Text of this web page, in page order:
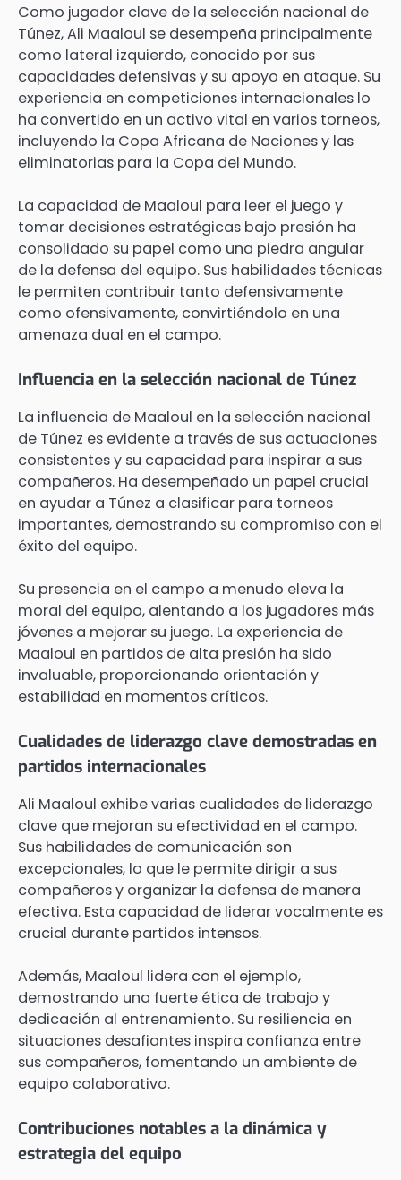
Como jugador clave de la selección nacional de
Túnez, Ali Maaloul se desempeña principalmente
como lateral izquierdo, conocido por sus
capacidades defensivas y su apoyo en ataque. Su
experiencia en competiciones internacionales lo
ha convertido en un activo vital en varios torneos,
incluyendo la Copa Africana de Naciones y las
eliminatorias para la Copa del Mundo.
La capacidad de Maaloul para leer el juego y
tomar decisiones estratégicas bajo presión ha
consolidado su papel como una piedra angular
de la defensa del equipo. Sus habilidades técnicas
le permiten contribuir tanto defensivamente
como ofensivamente, convirtiéndolo en una
amenaza dual en el campo.
Influencia en la selección nacional de Túnez
La influencia de Maaloul en la selección nacional
de Túnez es evidente a través de sus actuaciones
consistentes y su capacidad para inspirar a sus
compañeros. Ha desempeñado un papel crucial
en ayudar a Túnez a clasificar para torneos
importantes, demostrando su compromiso con el
éxito del equipo.
Su presencia en el campo a menudo eleva la
moral del equipo, alentando a los jugadores más
jóvenes a mejorar su juego. La experiencia de
Maaloul en partidos de alta presión ha sido
invaluable, proporcionando orientación y
estabilidad en momentos críticos.
Cualidades de liderazgo clave demostradas en
partidos internacionales
Ali Maaloul exhibe varias cualidades de liderazgo
clave que mejoran su efectividad en el campo.
Sus habilidades de comunicación son
excepcionales, lo que le permite dirigir a sus
compañeros y organizar la defensa de manera
efectiva. Esta capacidad de liderar vocalmente es
crucial durante partidos intensos.
Además, Maaloul lidera con el ejemplo,
demostrando una fuerte ética de trabajo y
dedicación al entrenamiento. Su resiliencia en
situaciones desafiantes inspira confianza entre
sus compañeros, fomentando un ambiente de
equipo colaborativo.
Contribuciones notables a la dinámica y
estrategia del equipo